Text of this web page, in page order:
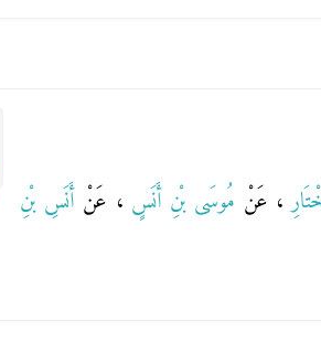
، عَنْ مُوسَى بْنِ أَنَسٍ ، عَنْ أَنَسِ بْنِ